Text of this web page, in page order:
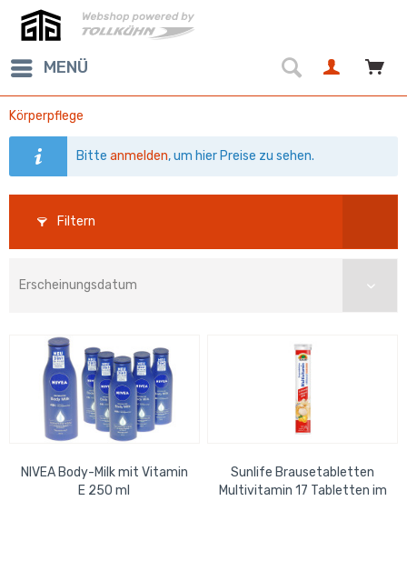
MENÜ
Körperpflege
Bitteanmelden, um hier Preise zu sehen.
Filtern
NIVEA Body-Milk mit Vitamin
E 250 ml
Sunlife Brausetabletten
Multivitamin 17 Tabletten im